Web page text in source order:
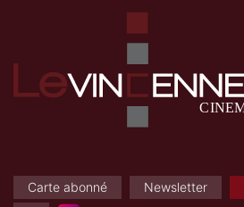
Carte abonné Newsletter